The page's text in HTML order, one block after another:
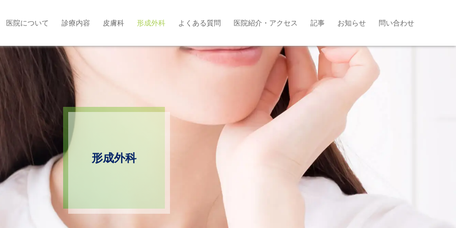
医院について 診療内容 皮膚科 形成外科 よくある質問 医院紹介・アクセス 記事 お知らせ 問い合わせ
形成外科